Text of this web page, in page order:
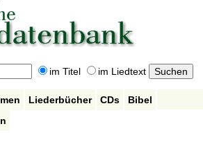
im Titel im Liedtext
Liederbücher CDs
Bibel